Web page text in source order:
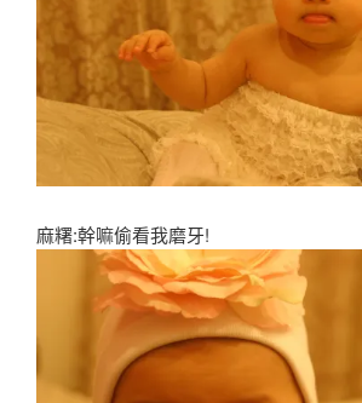
麻糬:幹嘛偷看我磨牙!